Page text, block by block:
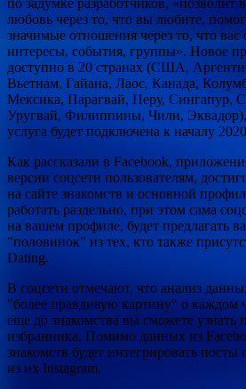
любовь через то, что вы любите,
значимые отношения через то, что
интересы, события, группы». Новое
доступно в 20 странах (США,
Вьетнам, Гайана, Лаос, Канада,
Мексика, Парагвай, Перу, Сингапур,
Уругвай, Филиппины, Чили,
услуга будет подключена к началу
Как рассказали в Facebook,
версии соцсети пользователям,
на сайте знакомств и основной
работать раздельно, при этом сама
на вашем профиле, будет предлагать
"половинок" из тех, кто также
Dating.
В соцсети отмечают, что анализ
"более правдивую картину" о каждом
еще до знакомства вы сможете узнать
избранника. Помимо данных из
знакомств будет интегрировать посты
из их Instagram.